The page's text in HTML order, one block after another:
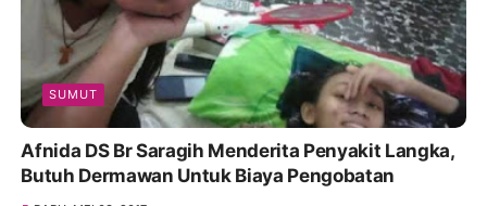
SUMUT
Afnida DS Br Saragih Menderita Penyakit Langka,
Butuh Dermawan Untuk Biaya Pengobatan